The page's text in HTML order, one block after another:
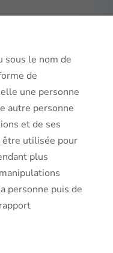
sous le nom de
de
une personne
autre personne
et de ses
être utilisée pour
plus
personne puis de